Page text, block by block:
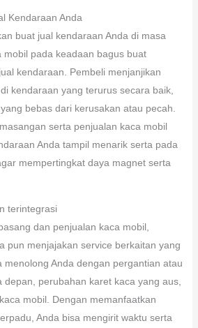
Kendaraan Anda
buat jual kendaraan Anda di masa
mobil pada keadaan bagus buat
kendaraan. Pembeli menjanjikan
kendaraan yang terurus secara baik,
bebas dari kerusakan atau pecah.
serta penjualan kaca mobil
Anda tampil menarik serta pada
mempertingkat daya magnet serta
terintegrasi
dan penjualan kaca mobil,
pun menjajakan service berkaitan yang
menolong Anda dengan pergantian atau
depan, perubahan karet kaca yang aus,
mobil. Dengan memanfaatkan
Anda bisa mengirit waktu serta